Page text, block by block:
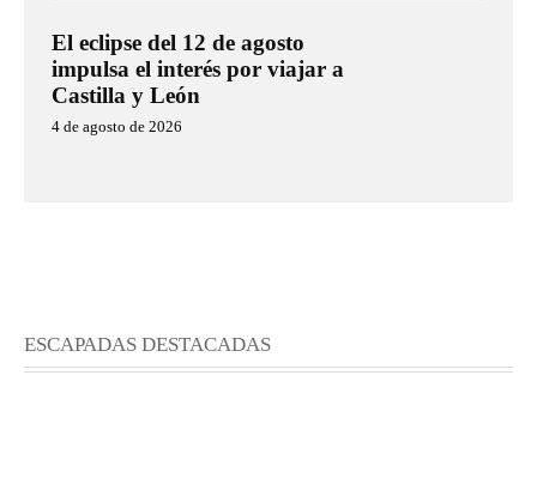
El eclipse del 12 de agosto
impulsa el interés por viajar a
Castilla y León
4 de agosto de 2026
ESCAPADAS DESTACADAS